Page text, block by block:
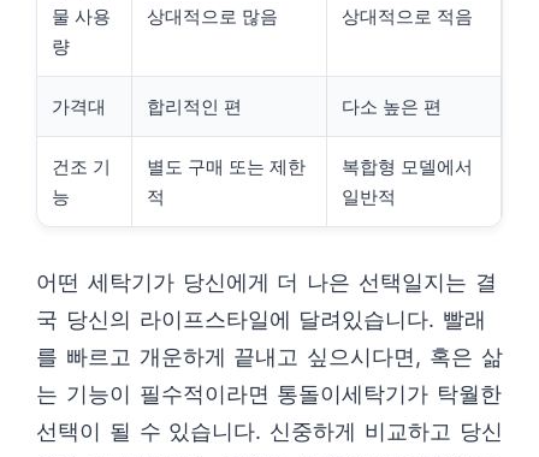
물 사용
량
상대적으로 많음 상대적으로 적음
가격대 합리적인 편 다소 높은 편
건조 기
능
별도 구매 또는 제한
적
복합형 모델에서
일반적
어떤 세탁기가 당신에게 더 나은 선택일지는 결
국 당신의 라이프스타일에 달려있습니다. 빨래
를 빠르고 개운하게 끝내고 싶으시다면, 혹은 삶
는 기능이 필수적이라면 통돌이세탁기가 탁월한
선택이 될 수 있습니다. 신중하게 비교하고 당신